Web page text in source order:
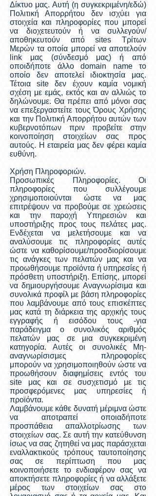
Δίκτυο μας. Αυτή (η συγκεκριμένη/εδώ)
Πολιτική Απορρήτου δεν ισχύει για
στοιχεία και πληροφορίες που μπορεί
να διοχετευτούν ή να συλλεγούν/
αποθηκευτούν από sites Τρίτων
Μερών τα οποία μπορεί να αποτελούν
link μας (σύνδεσμό μας) ή από
οποιδήποτε άλλο domain name το
οποίο δεν αποτελεί ιδιοκτησία μας.
Τέτοια site δεν έχουν καμία νομική
σχέση με εμάς, εκτός και αν αλλιώς το
δηλώνουμε. Θα πρέπει από μόνοι σας
να επεξεργαστείτε τους Όρους Χρήσης
και την Πολιτική Απορρήτου αυτών των
κυβερνοτόπων πριν προβείτε στην
κοινοποίηση στοιχείων σας προς
αυτούς. Η εταιρεία μας δεν φέρει καμία
ευθύνη.
Χρήση Πληροφοριών.
Προσωπικές Πληροφορίες. Οι
πληροφορίες που συλλέγουμε
χρησιμοποιούνται ώστε να μας
επιτρέψουν να προβούμε σε χρεώσεις
και την παροχή Υπηρεσιών και
υποστήριξης προς τους πελάτες μας.
Ενδέχεται να μελετήσουμε και να
αναλύσουμε τις πληροφορίες αυτές
ώστε να καθορίσουμε/προσδιορίσουμε
τις ανάγκες των πελατών μας και να
προωθήσουμε προϊόντα ή υπηρεσίες ή
πρόσθετη υποστήριξη. Επίσης, μπορεί
να δημιουργήσουμε Αναγνωρίσιμα και
συνολικά προφίλ με βάση πληροφορίες
που λαμβάνουμε από τους επισκέπτες
μας κατά τη διάρκεια της αρχικής τους
εγγραφής ή εισόδου τους -για
παράδειγμα ο συνολικός αριθμός
πελατών μας σε μια συγκεκριμένη
κατηγορία. Αυτές οι συνολικές Μη-
αναγνωρίσισμες πληροφορίες
μπορούν να χρησιμοποιηθούν ώστε να
προωθήσουν διαφημίσεις εντός του
site μας και σε συσχετισμό με τις
προσφερόμενες μας υπηρεσίες ή
προϊόντα.
Λαμβάνουμε κάθε δυνατή μέριμνα ώστε
να αποτραπεί οποιαδήποτε
προσπάθεια απαλλοτρίωσης των
στοιχείων σας. Σε αυτή την κατεύθυνση
ίσως να σας ζητηθεί να μας παράσχεται
εναλλακτικούς τρόπους ταυτοποίησης
σας σε περίπτωση που μας
κοινοποιήσετε το ενδιαφέρον σας να
αποκτήσετε πληροφορίες ή να αλλάξετε
μέρος των στοιχείων σας στο